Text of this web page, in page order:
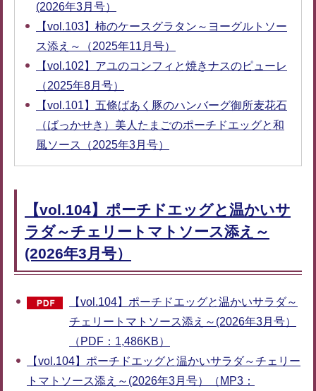
(2026年3月号）
【vol.103】柿のケースグラタン～ヨーグルトソー
ス添え～（2025年11月号）
【vol.102】アユのコンフィと焼きナスのピューレ
（2025年8月号）
【vol.101】五條ばあく豚のハンバーグ御所麦花石
（ばっかせき）美人たまごのポーチドエッグと和
風ソース（2025年3月号）
【vol.104】ポーチドエッグと温かいサ
ラダ～チェリートマトソース添え～
(2026年3月号）
【vol.104】ポーチドエッグと温かいサラダ～
チェリートマトソース添え～(2026年3月号）
（PDF：1,486KB）
【vol.104】ポーチドエッグと温かいサラダ～チェリー
トマトソース添え～(2026年3月号）（MP3：